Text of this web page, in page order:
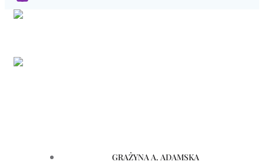
GRAŻYNA A. ADAMSKA